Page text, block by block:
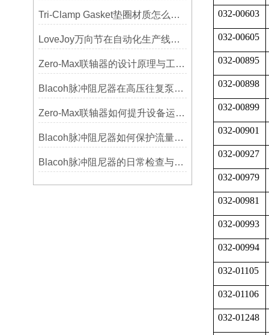
Tri-Clamp Gasket垫圈材质怎么选？EPDM、硅胶还是PTFE？
LoveJoy万向节在自动化生产线中的核心作用
Zero-Max联轴器的设计原理与工艺流程解析
Blacoh脉冲阻尼器在高压往复泵系统中的应用
Zero-Max联轴器如何提升设备运行精度？
Blacoh脉冲阻尼器如何保护流量计、压力开关和管路附件？
Blacoh脉冲阻尼器的日常检查与预防性维护清单
032-00603
032-00605
032-00895
032-00898
032-00899
032-00901
032-00927
032-00979
032-00981
032-00993
032-00994
032-01105
032-01106
032-01248